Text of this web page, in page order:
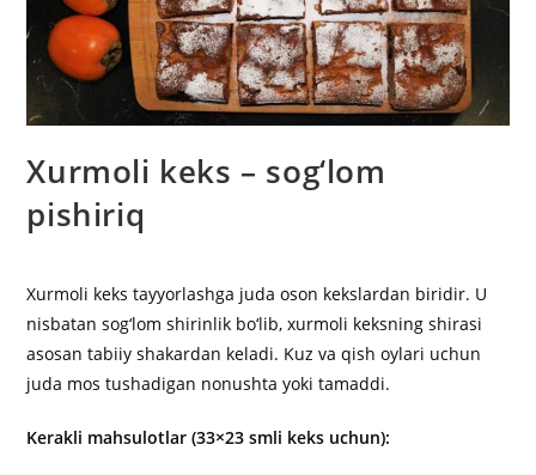
Xurmoli keks – sog‘lom
pishiriq
Xurmoli keks tayyorlashga juda oson kekslardan biridir. U
nisbatan sog‘lom shirinlik bo‘lib, xurmoli keksning shirasi
asosan tabiiy shakardan keladi. Kuz va qish oylari uchun
juda mos tushadigan nonushta yoki tamaddi.
Kerakli mahsulotlar (33×23 smli keks uchun):